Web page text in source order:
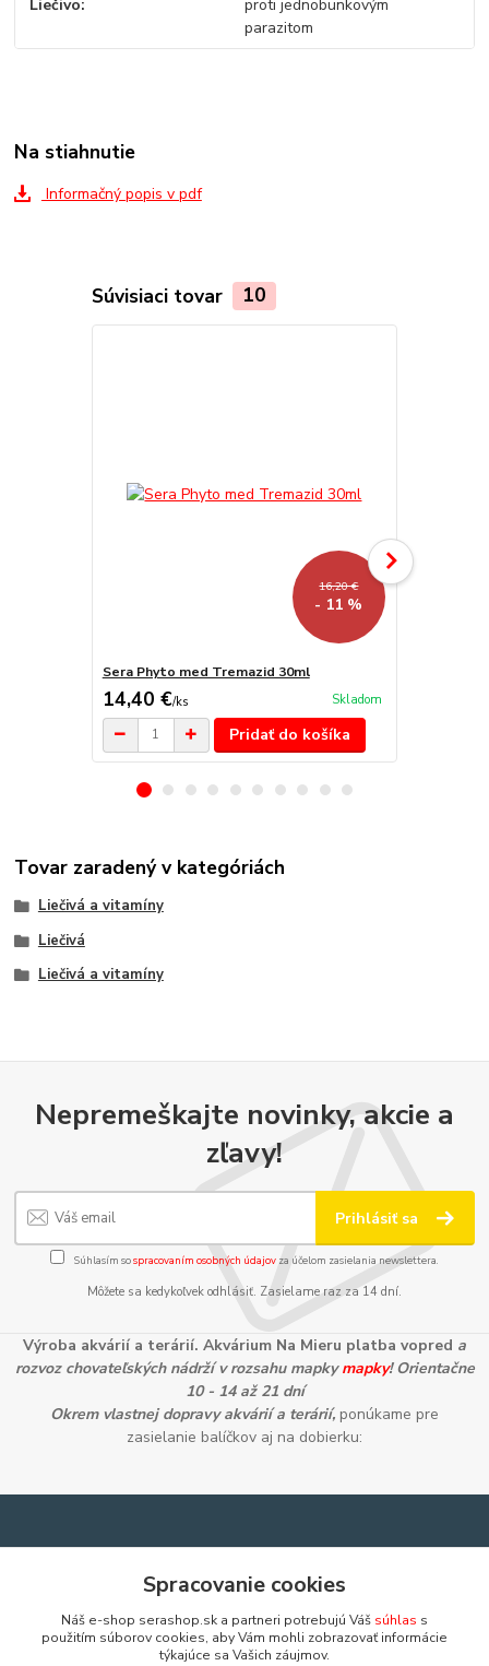
Liečivo
proti jednobunkovým
parazitom
Na stiahnutie
Informačný popis v pdf
Súvisiaci tovar 10
16,20 €
- 11 %
Sera Phyto med Tremazid 30ml
14,40 €/ks Skladom
Pridať do košíka
Tovar zaradený v kategóriách
Liečivá a vitamíny
Liečivá
Liečivá a vitamíny
Nepremeškajte novinky, akcie a
zľavy!
Prihlásiť sa
Súhlasím sospracovaním osobných údajov za účelom zasielania newslettera.
Môžete sa kedykoľvek odhlásiť. Zasielame raz za 14 dní.
Výroba akvárií a terárií. Akvárium Na Mieru platba vopred a
rozvoz chovateľských nádrží v rozsahu mapkymapky! Orientačne
10 - 14 až 21 dní
Okrem vlastnej dopravy akvárií a terárií, ponúkame pre
zasielanie balíčkov aj na dobierku:
Obchodné podmienky
Zostante v kontakte
Spracovanie cookies
Náš e-shop serashop.sk a partneri potrebujú Váš súhlas s
použitím súborov cookies, aby Vám mohli zobrazovať informácie
týkajúce sa Vašich záujmov.